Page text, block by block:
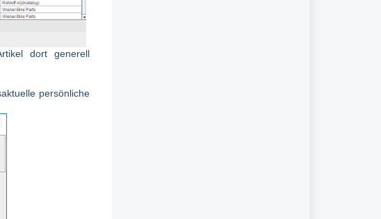
dort generell
persönliche